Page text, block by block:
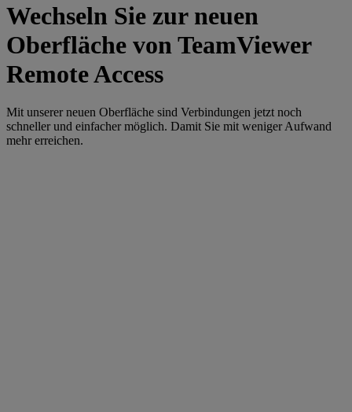
Wechseln Sie zur neuen
Oberfläche von TeamViewer
Remote Access
Mit unserer neuen Oberfläche sind Verbindungen jetzt noch
schneller und einfacher möglich. Damit Sie mit weniger Aufwand
mehr erreichen.